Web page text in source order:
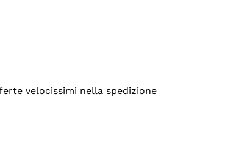
velocissimi nella spedizione